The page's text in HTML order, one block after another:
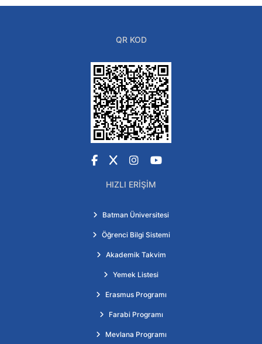
QR KOD
Facebook
X Instagram
YouTube
HIZLI ERIŞIM
Batman Üniversitesi
Öğrenci Bilgi Sistemi
Akademik Takvim
Yemek Listesi
Erasmus Programı
Farabi Programı
Mevlana Programı